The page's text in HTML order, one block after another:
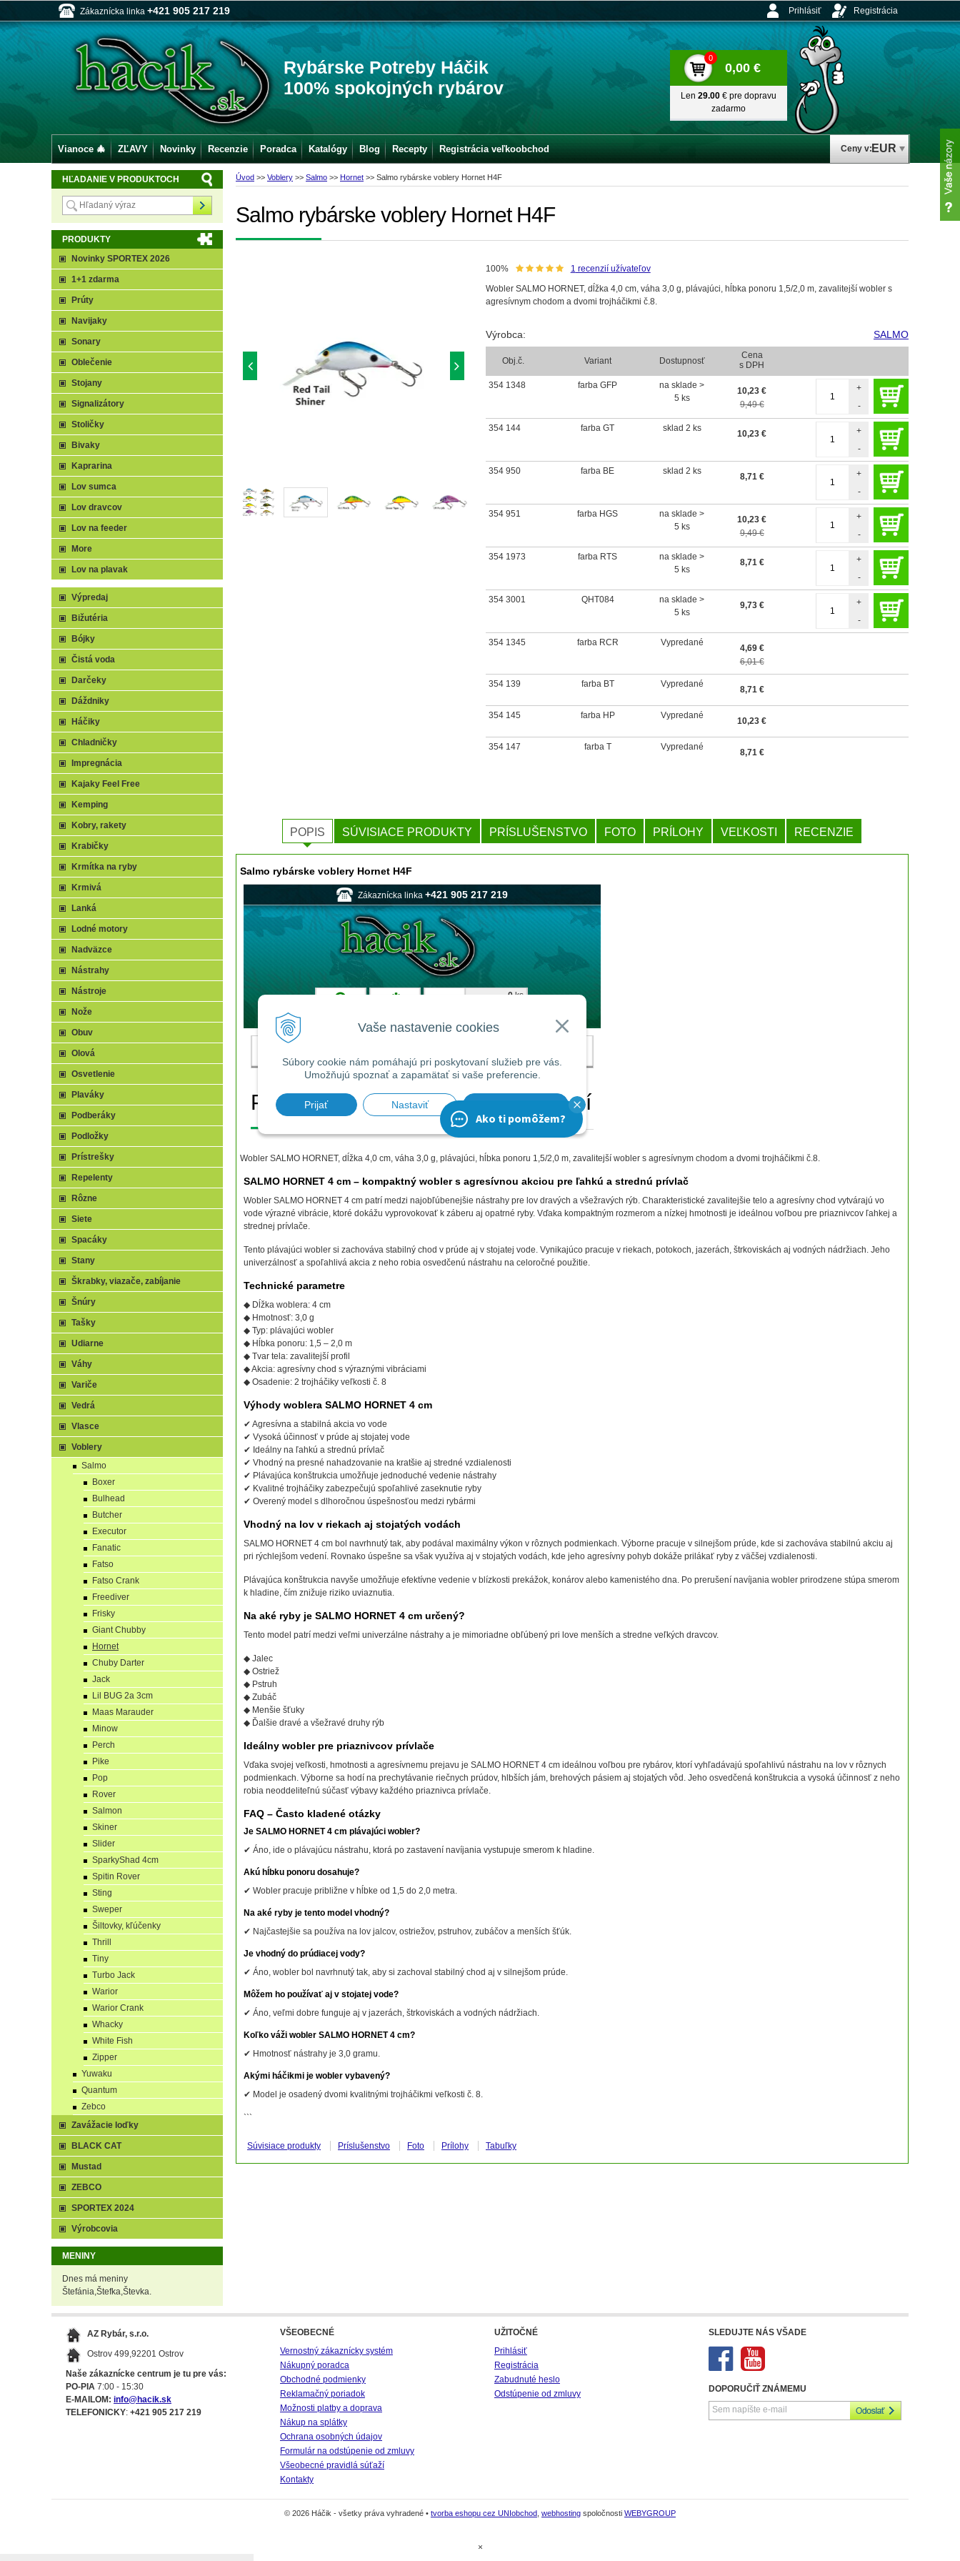
Zákaznícka linka +421 905 217 219
Rybárske Potreby Háčik
100% spokojných rybárov
Ceny v: EUR
Prihlásiť Registrácia
0
0,00 €
Len 29.00 € pre dopravu
zadarmo
Úvod >> Voblery >> Salmo >> Hornet >> Salmo rybárske voblery Hornet H4F
Salmo rybárske voblery Hornet H4F
100% 1 recenzií užívateľov
Wobler SALMO HORNET, dĺžka 4,0 cm, váha 3,0 g, plávajúci, hĺbka ponoru 1,5/2,0 m, zavalitejší wobler s
agresívnym chodom a dvomi trojháčikmi č.8.
Výrobca: SALMO
Obj.č. Variant Dostupnosť
Cena
s DPH
354 1348
farba GFP
na sklade >
5 ks
10,23 €
9,49 €
-
+
354 144 farba GT sklad 2 ks
10,23 €
-
+
354 950 farba BE sklad 2 ks
8,71 €
-
+
354 951 farba HGS
na sklade >
5 ks
10,23 €
9,49 €
-
+
354 1973 farba RTS
na sklade >
5 ks
8,71 €
-
+
354 3001 QHT084
na sklade >
5 ks
9,73 €
-
+
354 1345 farba RCR Vypredané
4,69 €
6,01 €
354 139 farba BT Vypredané
8,71 €
354 145 farba HP Vypredané
10,23 €
354 147 farba T Vypredané
8,71 €
POPIS SÚVISIACE PRODUKTY PRÍSLUŠENSTVO FOTO PRÍLOHY VEĽKOSTI RECENZIE
Salmo rybárske voblery Hornet H4F
Wobler SALMO HORNET, dĺžka 4,0 cm, váha 3,0 g, plávajúci, hĺbka ponoru 1,5/2,0 m, zavalitejší wobler s agresívnym chodom a dvomi trojháčikmi č.8.
SALMO HORNET 4 cm – kompaktný wobler s agresívnou akciou pre ľahkú a strednú prívlač
Wobler SALMO HORNET 4 cm patrí medzi najobľúbenejšie nástrahy pre lov dravých a všežravých rýb. Charakteristické zavalitejšie telo a agresívny chod vytvárajú vo
vode výrazné vibrácie, ktoré dokážu vyprovokovať k záberu aj opatrné ryby. Vďaka kompaktným rozmerom a nízkej hmotnosti je ideálnou voľbou pre priaznivcov ľahkej a
strednej prívlače.
Tento plávajúci wobler si zachováva stabilný chod v prúde aj v stojatej vode. Vynikajúco pracuje v riekach, potokoch, jazerách, štrkoviskách aj vodných nádržiach. Jeho
univerzálnosť a spoľahlivá akcia z neho robia osvedčenú nástrahu na celoročné použitie.
Technické parametre
◆ Dĺžka woblera: 4 cm
◆ Hmotnosť: 3,0 g
◆ Typ: plávajúci wobler
◆ Hĺbka ponoru: 1,5 – 2,0 m
◆ Tvar tela: zavalitejší profil
◆ Akcia: agresívny chod s výraznými vibráciami
◆ Osadenie: 2 trojháčiky veľkosti č. 8
Výhody woblera SALMO HORNET 4 cm
✔ Agresívna a stabilná akcia vo vode
✔ Vysoká účinnosť v prúde aj stojatej vode
✔ Ideálny na ľahkú a strednú prívlač
✔ Vhodný na presné nahadzovanie na kratšie aj stredné vzdialenosti
✔ Plávajúca konštrukcia umožňuje jednoduché vedenie nástrahy
✔ Kvalitné trojháčiky zabezpečujú spoľahlivé zaseknutie ryby
✔ Overený model s dlhoročnou úspešnosťou medzi rybármi
Vhodný na lov v riekach aj stojatých vodách
SALMO HORNET 4 cm bol navrhnutý tak, aby podával maximálny výkon v rôznych podmienkach. Výborne pracuje v silnejšom prúde, kde si zachováva stabilnú akciu aj
pri rýchlejšom vedení. Rovnako úspešne sa však využíva aj v stojatých vodách, kde jeho agresívny pohyb dokáže prilákať ryby z väčšej vzdialenosti.
Plávajúca konštrukcia navyše umožňuje efektívne vedenie v blízkosti prekážok, konárov alebo kamenistého dna. Po prerušení navíjania wobler prirodzene stúpa smerom
k hladine, čím znižuje riziko uviaznutia.
Na aké ryby je SALMO HORNET 4 cm určený?
Tento model patrí medzi veľmi univerzálne nástrahy a je mimoriadne obľúbený pri love menších a stredne veľkých dravcov.
◆ Jalec
◆ Ostriež
◆ Pstruh
◆ Zubáč
◆ Menšie šťuky
◆ Ďalšie dravé a všežravé druhy rýb
Ideálny wobler pre priaznivcov prívlače
Vďaka svojej veľkosti, hmotnosti a agresívnemu prejavu je SALMO HORNET 4 cm ideálnou voľbou pre rybárov, ktorí vyhľadávajú spoľahlivú nástrahu na lov v rôznych
podmienkach. Výborne sa hodí na prechytávanie riečnych prúdov, hlbších jám, brehových pásiem aj stojatých vôd. Jeho osvedčená konštrukcia a vysoká účinnosť z neho
robia neoddeliteľnú súčasť výbavy každého priaznivca prívlače.
FAQ – Často kladené otázky
Je SALMO HORNET 4 cm plávajúci wobler?
✔ Áno, ide o plávajúcu nástrahu, ktorá po zastavení navíjania vystupuje smerom k hladine.
Akú hĺbku ponoru dosahuje?
✔ Wobler pracuje približne v hĺbke od 1,5 do 2,0 metra.
Na aké ryby je tento model vhodný?
✔ Najčastejšie sa používa na lov jalcov, ostriežov, pstruhov, zubáčov a menších šťúk.
Je vhodný do prúdiacej vody?
✔ Áno, wobler bol navrhnutý tak, aby si zachoval stabilný chod aj v silnejšom prúde.
Môžem ho používať aj v stojatej vode?
✔ Áno, veľmi dobre funguje aj v jazerách, štrkoviskách a vodných nádržiach.
Koľko váži wobler SALMO HORNET 4 cm?
✔ Hmotnosť nástrahy je 3,0 gramu.
Akými háčikmi je wobler vybavený?
✔ Model je osadený dvomi kvalitnými trojháčikmi veľkosti č. 8.
```
Súvisiace produkty Príslušenstvo Foto Prílohy Tabuľky
HĽADANIE V PRODUKTOCH
PRODUKTY
Novinky SPORTEX 2026
1+1 zdarma
Prúty
Navijaky
Sonary
Oblečenie
Stojany
Signalizátory
Stoličky
Bivaky
Kaprarina
Lov sumca
Lov dravcov
Lov na feeder
More
Lov na plavak
Výpredaj
Bižutéria
Bójky
Čistá voda
Darčeky
Dáždniky
Háčiky
Chladničky
Impregnácia
Kajaky Feel Free
Kemping
Kobry, rakety
Krabičky
Krmítka na ryby
Krmivá
Lanká
Lodné motory
Nadväzce
Nástrahy
Nástroje
Nože
Obuv
Olová
Osvetlenie
Plaváky
Podberáky
Podložky
Prístrešky
Repelenty
Rôzne
Siete
Spacáky
Stany
Škrabky, viazače, zabíjanie
Šnúry
Tašky
Udiarne
Váhy
Variče
Vedrá
Vlasce
Voblery
Salmo
Boxer
Bulhead
Butcher
Executor
Fanatic
Fatso
Fatso Crank
Freediver
Frisky
Giant Chubby
Hornet
Chuby Darter
Jack
Lil BUG 2a 3cm
Maas Marauder
Minow
Perch
Pike
Pop
Rover
Salmon
Skiner
Slider
SparkyShad 4cm
Spitin Rover
Sting
Sweper
Šiltovky, kľúčenky
Thrill
Tiny
Turbo Jack
Warior
Warior Crank
Whacky
White Fish
Zipper
Yuwaku
Quantum
Zebco
Zavážacie loďky
BLACK CAT
Mustad
ZEBCO
SPORTEX 2024
Výrobcovia
MENINY
Dnes má meniny
Štefánia,Štefka,Števka.
Vianoce 🎄 ZĽAVY Novinky Recenzie Poradca Katalógy Blog Recepty Registrácia veľkoobchod
AZ Rybár, s.r.o.
Ostrov 499,92201 Ostrov
Naše zákaznícke centrum je tu pre vás:
PO-PIA 7:00 - 15:30
E-MAILOM: info@hacik.sk
TELEFONICKY: +421 905 217 219
VŠEOBECNÉ
Vernostný zákaznícky systém
Nákupný poradca
Obchodné podmienky
Reklamačný poriadok
Možnosti platby a doprava
Nákup na splátky
Ochrana osobných údajov
Formulár na odstúpenie od zmluvy
Všeobecné pravidlá súťaží
Kontakty
UŽITOČNÉ
Prihlásiť
Registrácia
Zabudnuté heslo
Odstúpenie od zmluvy
SLEDUJTE NÁS VŠADE
DOPORUČIŤ ZNÁMEMU
© 2026 Háčik - všetky práva vyhradené • tvorba eshopu cez UNIobchod webhosting spoločnosti WEBYGROUP
×